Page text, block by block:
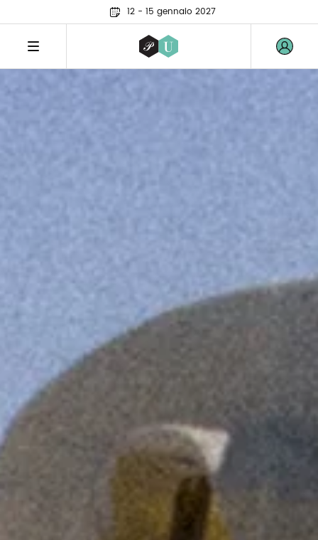
12 - 15 gennaio 2027